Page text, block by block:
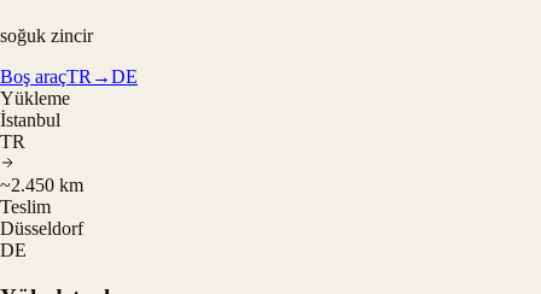
soğuk zincir
Boş araçTR→DE
Yükleme
İstanbul
TR
~2.450 km
Teslim
Düsseldorf
DE